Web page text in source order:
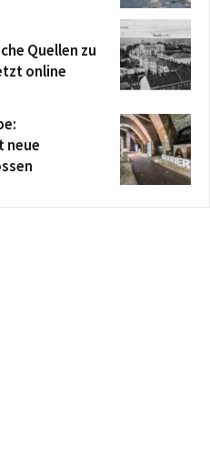
Quellen zu
online
neue